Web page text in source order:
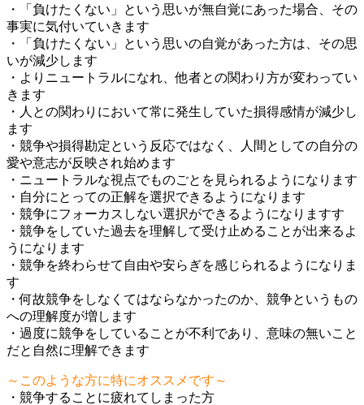
・「負けたくない」という思いが無自覚にあった場合、その
事実に気付いていきます
・「負けたくない」という思いの自覚があった方は、その思
いが減少します
・よりニュートラルになれ、他者との関わり方が変わってい
きます
・人との関わりにおいて常に発生していた損得感情が減少し
ます
・競争や損得勘定という反応ではなく、人間としての自分の
愛や意志が反映され始めます
・ニュートラルな視点でものごとを見られるようになります
・自分にとっての正解を選択できるようになります
・競争にフォーカスしない選択ができるようになりますす
・競争をしていた過去を理解して受け止めることが出来るよ
うになります
・競争を終わらせて自由や安らぎを感じられるようになりま
す
・何故競争をしなくてはならなかったのか、競争というもの
への理解度が増します
・過度に競争をしていることが不利であり、意味の無いこと
だと自然に理解できます
～このような方に特にオススメです～
・競争することに疲れてしまった方